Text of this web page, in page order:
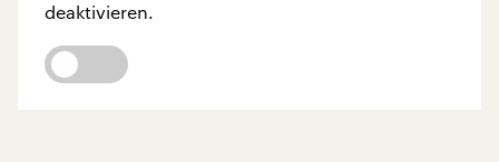
deaktivieren.